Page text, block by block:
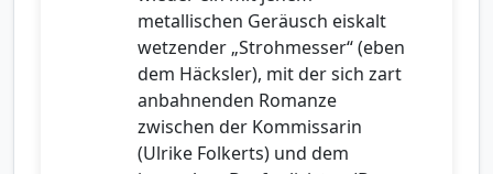
metallischen Geräusch eiskalt
wetzender „Strohmesser“ (eben
dem Häcksler), mit der sich zart
anbahnenden Romanze
zwischen der Kommissarin
(Ulrike Folkerts) und dem